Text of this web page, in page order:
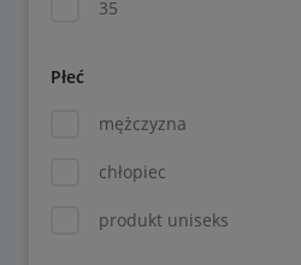
35
Płeć
mężczyzna
chłopiec
produkt uniseks